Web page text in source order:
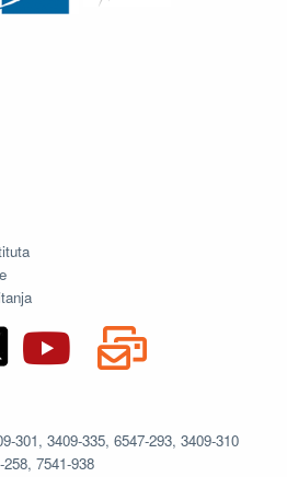
301, 3409-335, 6547-293, 3409-310
7541-938